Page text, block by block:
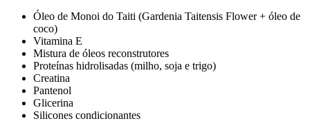
Óleo de Monoi do Taiti (Gardenia Taitensis Flower + óleo de
coco)
Vitamina E
Mistura de óleos reconstrutores
Proteínas hidrolisadas (milho, soja e trigo)
Creatina
Pantenol
Glicerina
Silicones condicionantes